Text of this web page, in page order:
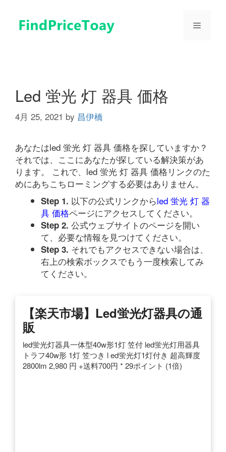
メ
Led 蛍光 灯 器具 価格
4月 25, 2021 by 昌伊橋
あなたはled 蛍光 灯 器具 価格を探していますか？
それでは、ここにあなたが探している解決策があ
ります。 これで、led 蛍光 灯 器具 価格リンクのた
めにあちこちローミングする必要はありません。
Step 1. 以下の公式リンクからled 蛍光 灯 器
具 価格ページにアクセスしてください。
Step 2. 公式ウェブサイトのページを開い
て、必要な情報を見つけてください。
Step 3. それでもアクセスできない場合は、
右上の検索ボックスでもう一度検索してみ
てください。
【楽天市場】led蛍光灯器具の通
販
led蛍光灯器具一体型40w形1灯 笠付 led蛍光灯用器具
トラフ40w形 1灯 笠つき l ed蛍光灯1灯付き 超高輝度
2800lm 2,980 円 +送料700円 * 29ポイント (1倍)